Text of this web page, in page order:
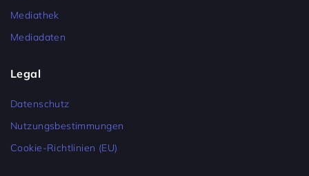
Mediathek
Mediadaten
Legal
Datenschutz
Nutzungsbestimmungen
Cookie-Richtlinien (EU)